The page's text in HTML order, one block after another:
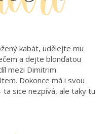
kabát, udělejte mu
a dejte blonďatou
mezi Dimitrim
Dokonce má i svou
ta sice nezpívá, ale taky tu